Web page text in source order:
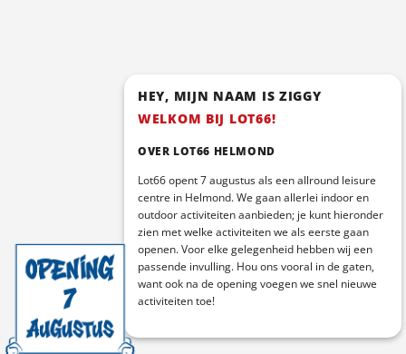
HEY, MIJN NAAM IS ZIGGY
WELKOM BIJ LOT66!
OVER LOT66 HELMOND
Lot66 opent 7 augustus als een allround leisure
centre in Helmond. We gaan allerlei indoor en
outdoor activiteiten aanbieden; je kunt hieronder
zien met welke activiteiten we als eerste gaan
openen. Voor elke gelegenheid hebben wij een
passende invulling. Hou ons vooral in de gaten,
want ook na de opening voegen we snel nieuwe
activiteiten toe!